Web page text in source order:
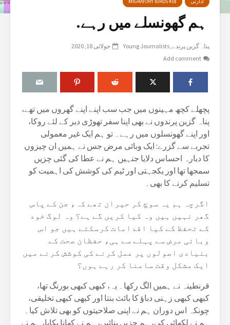
ہم گهونسلے میں رہے.
پناہ گزین پرندے Young Journalists
جولائی 18, 2020
Add comment
پچھلے کچھ مہینوں میں جب سب اپنے اپنے گھروں میں تھے،
پناہ گزین پرندوں نے بھی اپنا سفر تھوڑی دیر کے لئے روکا،
اور اپنے گھونسلوں میں رہے۔ تو ہم ایک غیر معمولی
تجربے سے گزرے: ایک وبائی مرض جس نے ہمیں ان چیزوں
کا دبارہ احساس دلایا جنہیں ہم نے عطا کی گئی چزیں
سمجھا تھا اور یکجہتی اور ٹیم کی کوشش کی اہمیت کو
تسلیم کرنے کا بھی۔
اگرچہ ہم یہ سوچ کر حیران تھے کہ، جن کے پاس
گھر نہیں ہیں وہ کیا کریں گے ہے؟ وہ لوگ خود
کے تحفظ کے کیا اقدامات کرسکتے ہیں جو اس
وبائی مرض سے پہلے سے ہی، حفظان صحت کے
بنیادی اصولوں پر عمل کرنے کی کوشش کرنے میں
ایک مشکل وقت سامنا کر رہے ہوں؟
قرنطینہ نے ہمیں الگ رکھا۔ یہ، کبھی کبھی بورنگ تھا،
کبھی کبھی زہنی دباؤ کا بائث بنتا اور کبھی کبھی تخلیقی،
چونکہ اس دوران ہم نے اپنی صلاحیتوں کو بھی تلاش کیا۔
ہم نے لکھائی کی، ہم چزیں بنائیں، ہم نے کھانا پکایا، ہم نے